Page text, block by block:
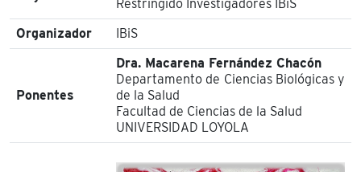
Restringido Investigadores IBiS
Organizador
IBiS
Ponentes
Dra. Macarena Fernández Chacón
Departamento de Ciencias Biológicas y
de la Salud
Facultad de Ciencias de la Salud
UNIVERSIDAD LOYOLA